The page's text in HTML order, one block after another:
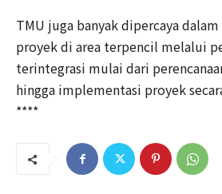
TMU juga banyak dipercaya
proyek di area terpencil melalui
terintegrasi mulai dari
hingga implementasi proyek
****